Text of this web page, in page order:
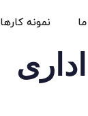
نمونه کارها